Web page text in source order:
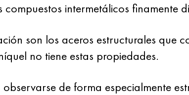
intermetálicos finamente
son los aceros estructurales que
no tiene estas propiedades.
de forma especialmente